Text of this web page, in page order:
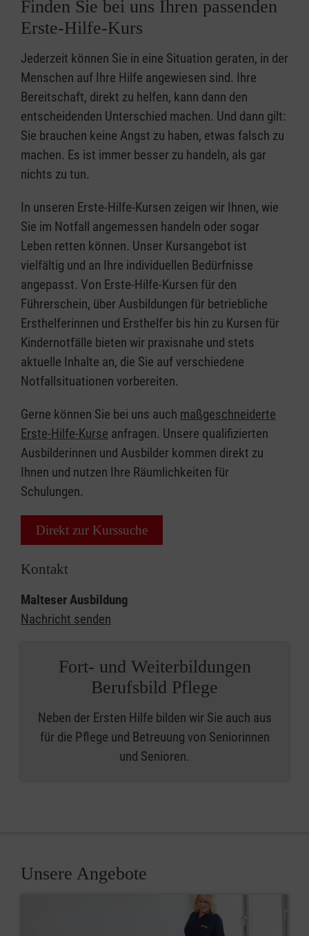
Finden Sie bei uns Ihren passenden
Erste-Hilfe-Kurs
Jederzeit können Sie in eine Situation geraten, in der
Menschen auf Ihre Hilfe angewiesen sind. Ihre
Bereitschaft, direkt zu helfen, kann dann den
entscheidenden Unterschied machen. Und dann gilt:
Sie brauchen keine Angst zu haben, etwas falsch zu
machen. Es ist immer besser zu handeln, als gar
nichts zu tun.
In unseren Erste-Hilfe-Kursen zeigen wir Ihnen, wie
Sie im Notfall angemessen handeln oder sogar
Leben retten können. Unser Kursangebot ist
vielfältig und an Ihre individuellen Bedürfnisse
angepasst. Von Erste-Hilfe-Kursen für den
Führerschein, über Ausbildungen für betriebliche
Ersthelferinnen und Ersthelfer bis hin zu Kursen für
Kindernotfälle bieten wir praxisnahe und stets
aktuelle Inhalte an, die Sie auf verschiedene
Notfallsituationen vorbereiten.
Gerne können Sie bei uns auch maßgeschneiderte
Erste-Hilfe-Kurse anfragen. Unsere qualifizierten
Ausbilderinnen und Ausbilder kommen direkt zu
Ihnen und nutzen Ihre Räumlichkeiten für
Schulungen.
Direkt zur Kurssuche
Kontakt
Malteser Ausbildung
Nachricht senden
Fort- und Weiterbildungen
Berufsbild Pflege
Neben der Ersten Hilfe bilden wir Sie auch aus
für die Pflege und Betreuung von Seniorinnen
und Senioren.
Unsere Angebote